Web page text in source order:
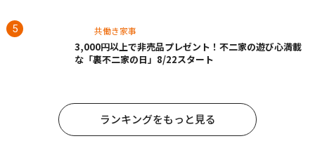
共働き家事
3,000円以上で非売品プレゼント！不二家の遊び心満載
な「裏不二家の日」8/22スタート
ランキングをもっと見る